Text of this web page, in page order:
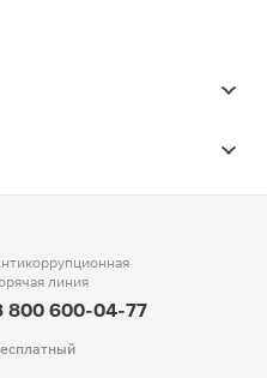
линия
800 600-04-77